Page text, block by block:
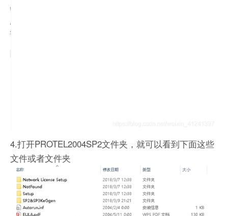
4.打开PROTEL2004SP2文件夹，就可以看到下面这些
文件或者文件夹